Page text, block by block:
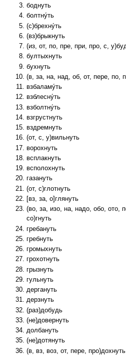
боднуть
болтну́ть
(с)брехну́ть
(вз)брыкнуть
(из, от, по, пре, при, про, с,
бултыхнуть
бухнуть
(в, за, на, над, об, от, пере, по,
взбаламу́ть
взблесну́ть
взболтну́ть
взгрустнуть
вздремнуть
(от, с, у)вильнуть
ворохнуть
всплакнуть
всполохнуть
газануть
(от, с)глотнуть
[вз, за, о]глянуть
(во, за, изо, на, надо, обо, ото,
со)гнуть
гребануть
гребнуть
громыхнуть
грохотнуть
грызнуть
гульнуть
дергануть
дерзнуть
(раз)добудь
(не)довернуть
долбануть
(не)дотянуть
(в, вз, воз, от, пере, про)дохнуть